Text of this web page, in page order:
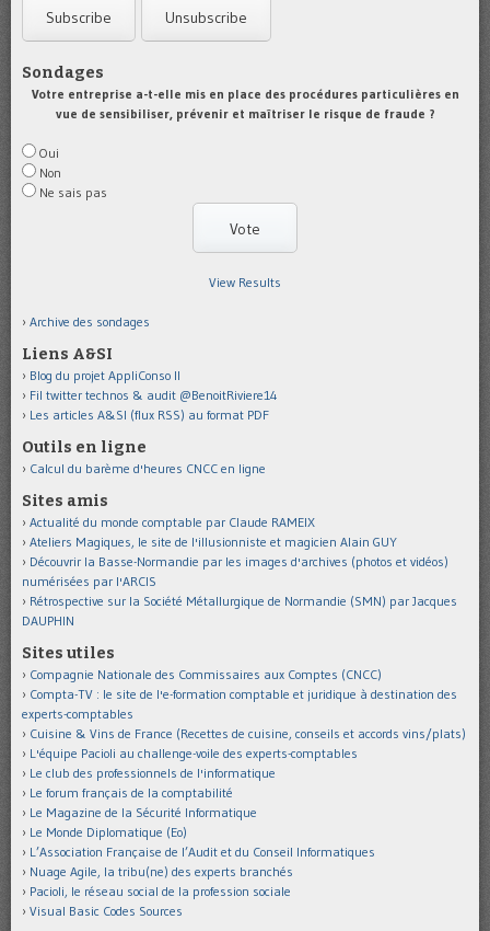
Sondages
Votre entreprise a-t-elle mis en place des procédures particulières en
vue de sensibiliser, prévenir et maîtriser le risque de fraude ?
Oui
Non
Ne sais pas
View Results
Archive des sondages
Liens A&SI
Blog du projet AppliConso II
Fil twitter technos & audit @BenoitRiviere14
Les articles A&SI (flux RSS) au format PDF
Outils en ligne
Calcul du barème d'heures CNCC en ligne
Sites amis
Actualité du monde comptable par Claude RAMEIX
Ateliers Magiques, le site de l'illusionniste et magicien Alain GUY
Découvrir la Basse-Normandie par les images d'archives (photos et vidéos)
numérisées par l'ARCIS
Rétrospective sur la Société Métallurgique de Normandie (SMN) par Jacques
DAUPHIN
Sites utiles
Compagnie Nationale des Commissaires aux Comptes (CNCC)
Compta-TV : le site de l'e-formation comptable et juridique à destination des
experts-comptables
Cuisine & Vins de France (Recettes de cuisine, conseils et accords vins/plats)
L'équipe Pacioli au challenge-voile des experts-comptables
Le club des professionnels de l'informatique
Le forum français de la comptabilité
Le Magazine de la Sécurité Informatique
Le Monde Diplomatique (Eo)
L’Association Française de l’Audit et du Conseil Informatiques
Nuage Agile, la tribu(ne) des experts branchés
Pacioli, le réseau social de la profession sociale
Visual Basic Codes Sources